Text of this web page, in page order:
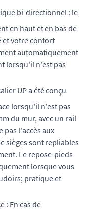
bi-directionnel : le
en haut et en bas de
et votre confort
automatiquement
lorsqu'il n'est pas
UP a été conçu
lorsqu'il n'est pas
du mur, avec un rail
pas l'accès aux
sièges sont repliables
Le repose-pieds
lorsque vous
pratique et
: En cas de